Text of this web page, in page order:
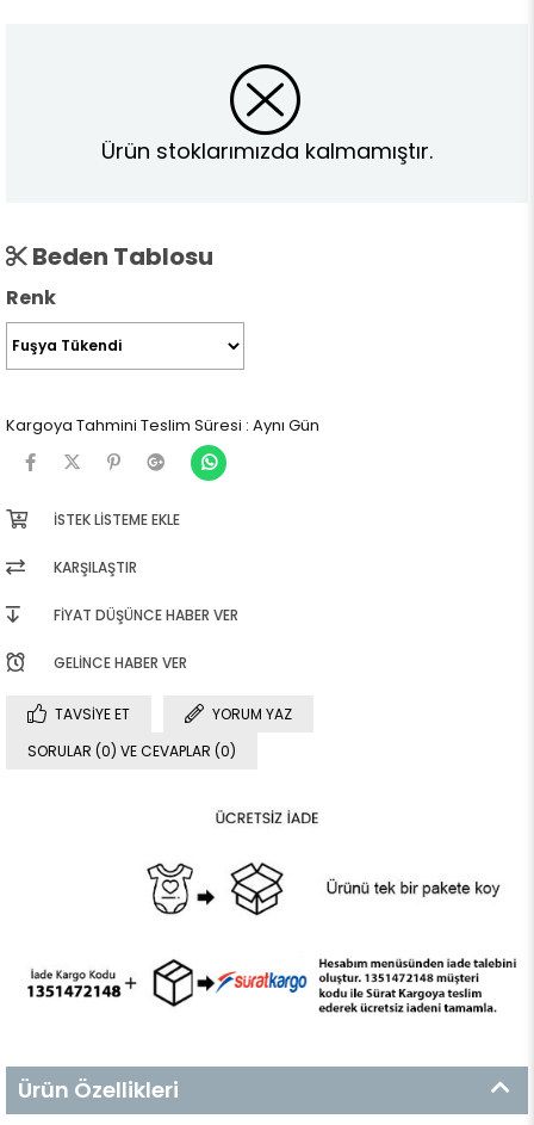
Ürün stoklarımızda kalmamıştır.
Beden Tablosu
Renk
Kargoya Tahmini Teslim Süresi : Aynı Gün
İSTEK LISTEME EKLE
KARŞILAŞTIR
FIYAT DÜŞÜNCE HABER VER
GELINCE HABER VER
TAVSIYE ET
YORUM YAZ
SORULAR (0) VE CEVAPLAR (0)
Ürün Özellikleri